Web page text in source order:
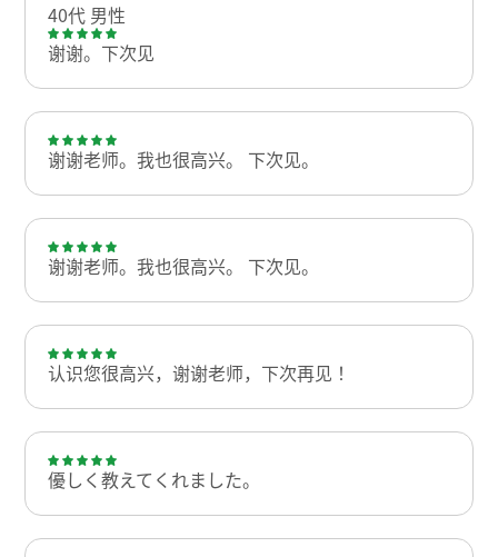
40代 男性
谢谢。下次见
谢谢老师。我也很高兴。 下次见。
谢谢老师。我也很高兴。 下次见。
认识您很高兴，谢谢老师，下次再见！
優しく教えてくれました。